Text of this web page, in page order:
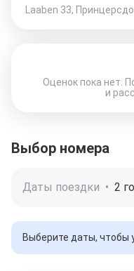
Laaben 33,
Оценок пока нет.
и
Выбор номера
Даты поездки • 2
Выберите даты, чтобы